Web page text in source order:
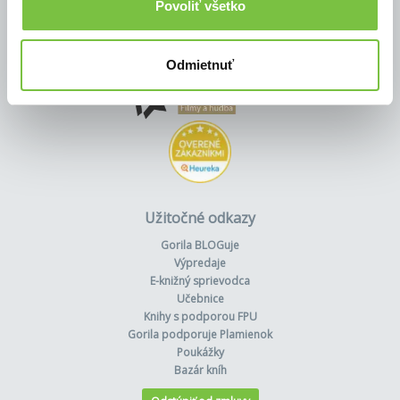
Povoliť všetko
Odmietnuť
Užitočné odkazy
Gorila BLOGuje
Výpredaje
E-knižný sprievodca
Učebnice
Knihy s podporou FPU
Gorila podporuje Plamienok
Poukážky
Bazár kníh